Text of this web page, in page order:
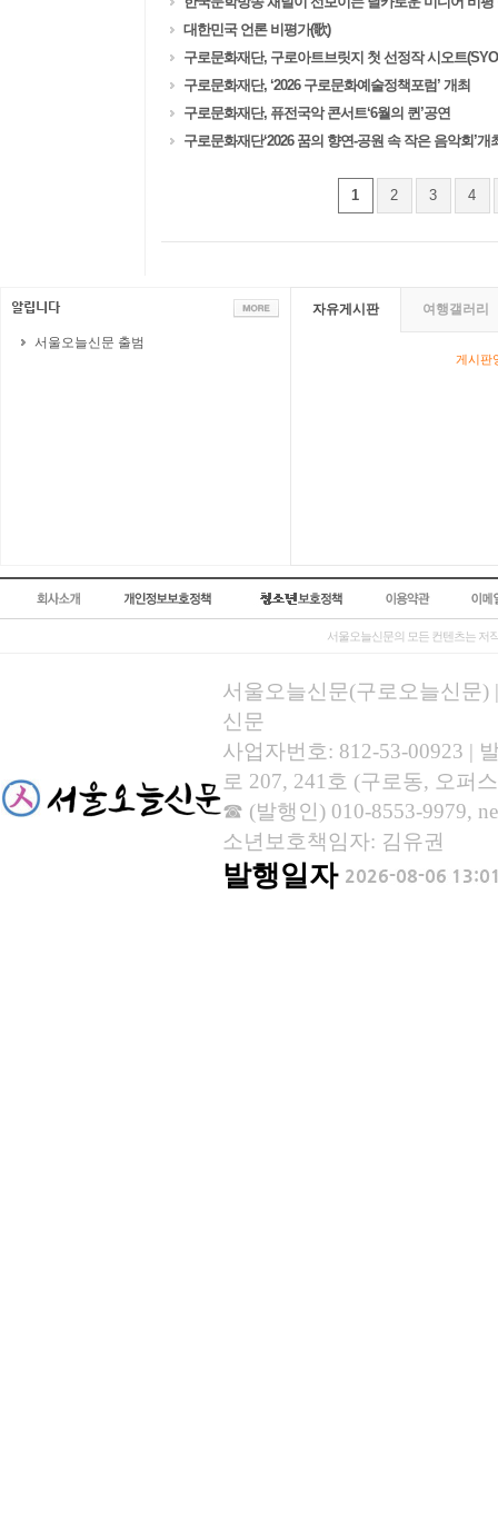
대한민국 언론 비평가(歌)
구로문화재단, 구로아트브릿지 첫 선정작 시오트
구로문화재단, ‘2026 구로문화예술정책포럼’ 개최
구로문화재단, 퓨전국악 콘서트‘6월의 퀸’공연
구로문화재단‘2026 꿈의 향연-공원 속 작은 음악회’개
1 2 3 4
서울오늘신문 출범
자유게시판 여행갤러리
게시판
서울오늘신문의 모든 컨텐츠는 저
서울오늘신문(구로오늘신문)
신문
사업자번호: 812-53-00923 |
로 207, 241호 (구로동, 오퍼
☎ (발행인) 010-8553-9979,
소년보호책임자: 김유권
발행일자